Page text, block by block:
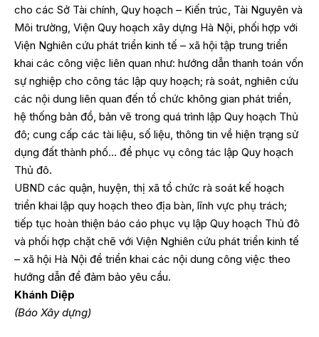
cho các Sở Tài chính, Quy hoạch – Kiến trúc, Tài Nguyên và
Môi trường, Viện Quy hoạch xây dựng Hà Nội, phối hợp với
Viện Nghiên cứu phát triển kinh tế – xã hội tập trung triển
khai các công việc liên quan như: hướng dẫn thanh toán vốn
sự nghiệp cho công tác lập quy hoạch; rà soát, nghiên cứu
các nội dung liên quan đến tổ chức không gian phát triển,
hệ thống bản đồ, bản vẽ trong quá trình lập Quy hoạch Thủ
đô; cung cấp các tài liệu, số liệu, thông tin về hiện trạng sử
dụng đất thành phố… để phục vụ công tác lập Quy hoạch
Thủ đô.
UBND các quận, huyện, thị xã tổ chức rà soát kế hoạch
triển khai lập quy hoạch theo địa bàn, lĩnh vực phụ trách;
tiếp tục hoàn thiện báo cáo phục vụ lập Quy hoạch Thủ đô
và phối hợp chặt chẽ với Viện Nghiên cứu phát triển kinh tế
– xã hội Hà Nội để triển khai các nội dung công việc theo
hướng dẫn để đảm bảo yêu cầu.
Khánh Diệp
(Báo Xây dựng)